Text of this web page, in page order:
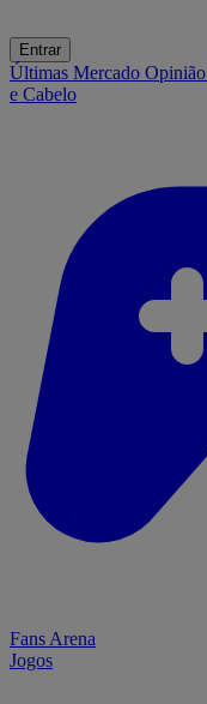
Entrar
Últimas Mercado Opinião
e Cabelo
Fans Arena
Jogos